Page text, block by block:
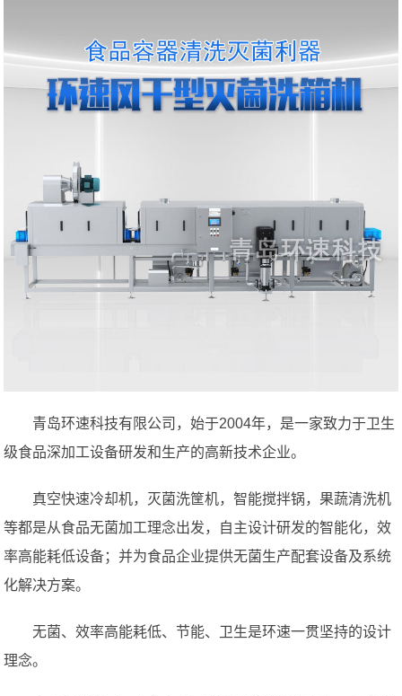
青岛环速科技有限公司，始于2004年，是一家致力于卫生
级食品深加工设备研发和生产的高新技术企业。
真空快速冷却机，灭菌洗筐机，智能搅拌锅，果蔬清洗机
等都是从食品无菌加工理念出发，自主设计研发的智能化，效
率高能耗低设备；并为食品企业提供无菌生产配套设备及系统
化解决方案。
无菌、效率高能耗低、节能、卫生是环速一贯坚持的设计
理念。